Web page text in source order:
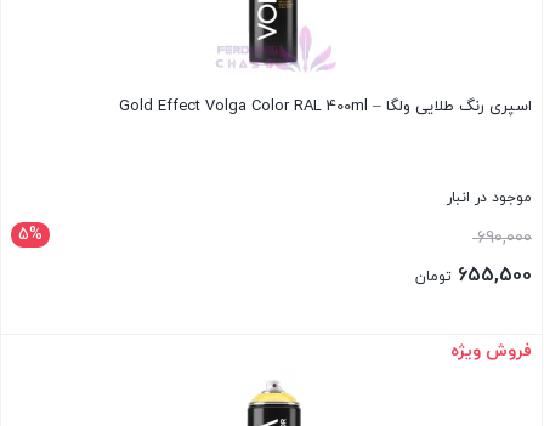
اسپری رنگ طلایی ولگا – Gold Effect Volga Color RAL 400ml
موجود در انبار
5% 690,000قیمت
اصلی:
بود.
655,500 تومان
فعلی:
بستن
فروش ویژه